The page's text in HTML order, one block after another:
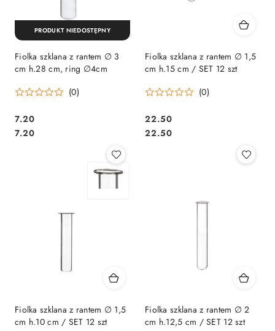
Fiolka szklana z rantem ∅ 3
cm h.28 cm, ring ∅4cm
(0)
Cena:
7.20
Cena:
7.20
PRODUKT NIEDOSTĘPNY
Fiolka szklana z rantem ∅ 1,5
cm h.15 cm / SET 12 szt
(0)
Cena:
22.50
Cena:
22.50
Fiolka szklana z rantem ∅ 1,5
cm h.10 cm / SET 12 szt
Fiolka szklana z rantem ∅ 2
cm h.12,5 cm / SET 12 szt